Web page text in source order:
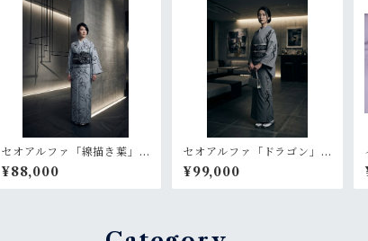
セオアルファ「線描き葉」
ライトグレー【単衣 浴
衣 プレタ 仕立て上が
り】
¥88,000
セオアルファ「ドラゴン」
グレー【単衣 浴衣 プレ
タ 仕立て上がり】
¥99,000